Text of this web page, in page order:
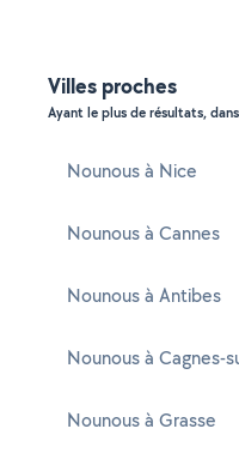
Villes proches
Ayant le plus de résultats,
Nounous à Nice
Nounous à Cannes
Nounous à Antibes
Nounous à Cagnes-
Nounous à Grasse